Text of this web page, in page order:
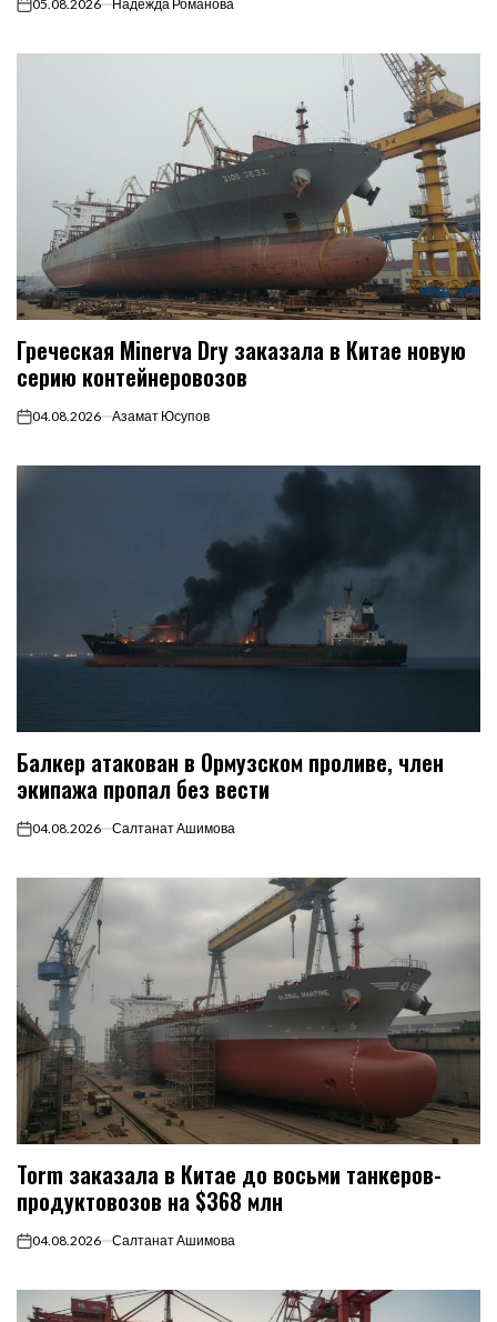
on05.08.2026 Надежда Романова
Греческая Minerva Dry заказала в Китае новую
серию контейнеровозов
on04.08.2026 Азамат Юсупов
Балкер атакован в Ормузском проливе, член
экипажа пропал без вести
on04.08.2026 Салтанат Ашимова
Torm заказала в Китае до восьми танкеров-
продуктовозов на $368 млн
on04.08.2026 Салтанат Ашимова